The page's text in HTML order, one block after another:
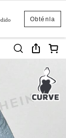
Obténla